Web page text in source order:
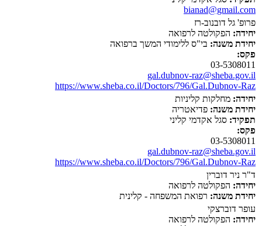
bianad@gmail.com
פרופ' גל דובנוב-רז
יחידה: הפקולטה לרפואה
יחידת משנה: בי"ס ללימודי המשך ברפואה
פקס:
03-5308011
gal.dubnov-raz@sheba.gov.il
https://www.sheba.co.il/Doctors/796/Gal.Dubnov-Raz
יחידה: מחלקות קליניות
יחידת משנה: פדיאטריה
תפקיד: סגל אקדמי קליני
פקס:
03-5308011
gal.dubnov-raz@sheba.gov.il
https://www.sheba.co.il/Doctors/796/Gal.Dubnov-Raz
ד"ר ניר דוברין
יחידה: הפקולטה לרפואה
יחידת משנה: רפואת המשפחה - קלינית
עופר דוברצקי
יחידה: הפקולטה לרפואה